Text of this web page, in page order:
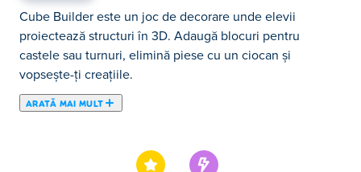
Cube Builder este un joc de decorare unde elevii
proiectează structuri în 3D. Adaugă blocuri pentru
castele sau turnuri, elimină piese cu un ciocan și
vopsește-ți creațiile.
ARATĂ MAI MULT
extrage pietre și construiește trepte pentru a construi